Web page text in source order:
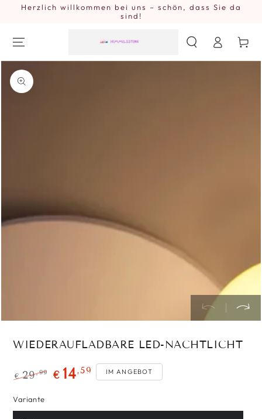
ZUM INHALT
Herzlich willkommen bei uns – schön, dass Sie da
sind!
Einloggen
ZU DEN
PRODUKTINFORMATIONEN
SPRINGEN
in
modal
aufmachen
WIEDERAUFLADBARE LED-NACHTLICHT
Preis
€29,99 € 14,59 IM ANGEBOT
Variante